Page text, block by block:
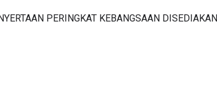
PERINGKAT KEBANGSAAN DISEDIAKAN